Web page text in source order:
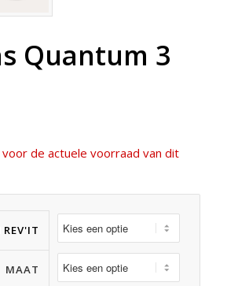
Quantum 3
de actuele voorraad van dit
REV'IT
MAAT